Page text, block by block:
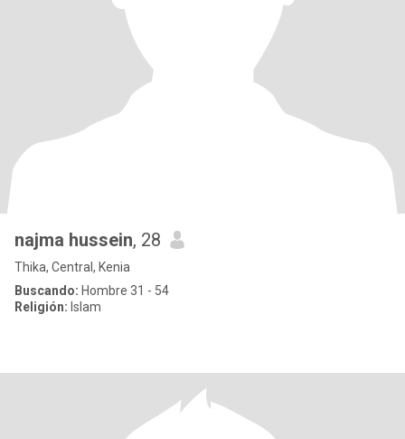
najma hussein, 28
Thika, Central, Kenia
Buscando: Hombre 31 - 54
Religión: Islam